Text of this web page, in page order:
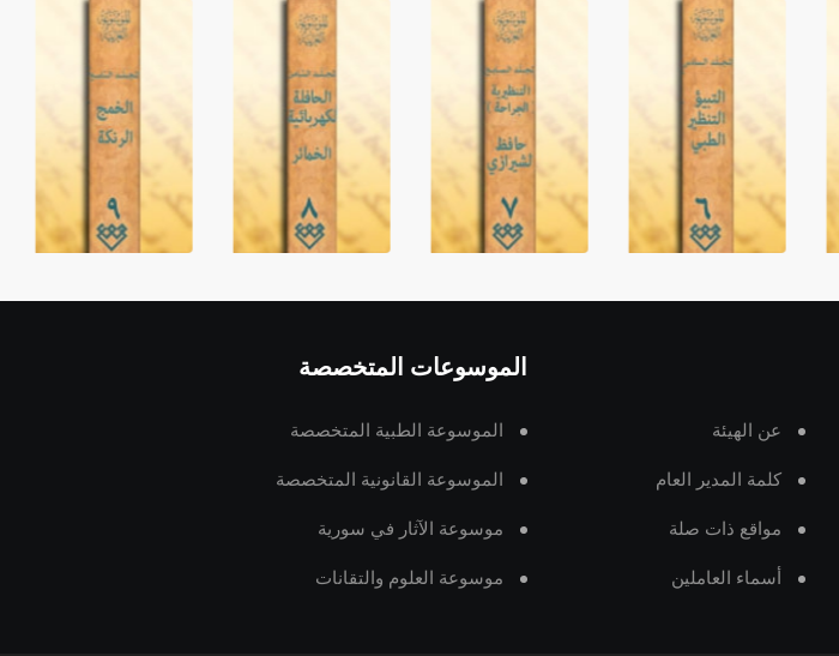
حيث تقتصر القيمة الصوتية للعلامة الك
عن الهيئة
كلمة المدير العام
مواقع ذات صلة
أسماء العاملين
الموسوعات المتخصصة
الموسوعة الطبية المتخصصة
الموسوعة القانونية المتخصصة
موسوعة الآثار في سورية
موسوعة العلوم والتقانات